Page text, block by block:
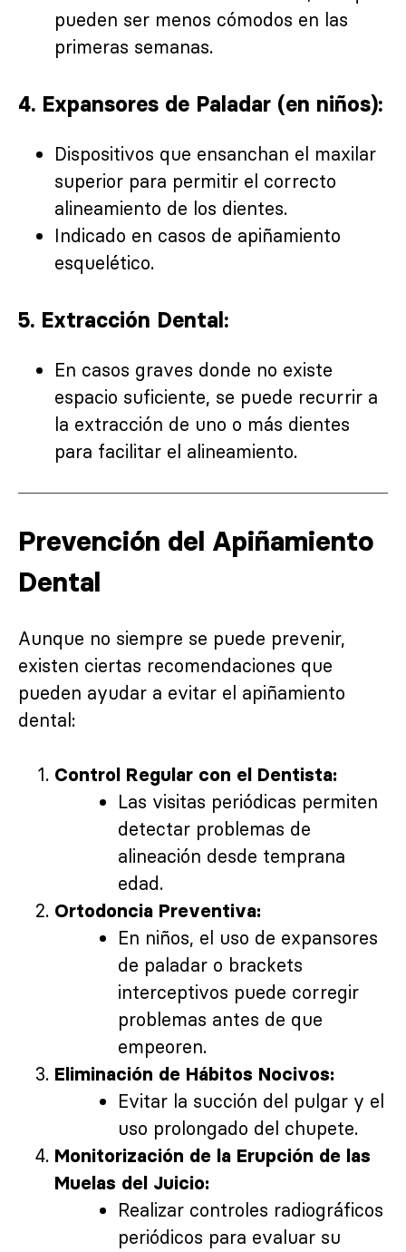
pueden ser menos cómodos en las
primeras semanas.
4. Expansores de Paladar (en niños):
Dispositivos que ensanchan el maxilar
superior para permitir el correcto
alineamiento de los dientes.
Indicado en casos de apiñamiento
esquelético.
5. Extracción Dental:
En casos graves donde no existe
espacio suficiente, se puede recurrir a
la extracción de uno o más dientes
para facilitar el alineamiento.
Prevención del Apiñamiento
Dental
Aunque no siempre se puede prevenir,
existen ciertas recomendaciones que
pueden ayudar a evitar el apiñamiento
dental:
Control Regular con el Dentista:
Las visitas periódicas permiten
detectar problemas de
alineación desde temprana
edad.
Ortodoncia Preventiva:
En niños, el uso de expansores
de paladar o brackets
interceptivos puede corregir
problemas antes de que
empeoren.
Eliminación de Hábitos Nocivos:
Evitar la succión del pulgar y el
uso prolongado del chupete.
Monitorización de la Erupción de las
Muelas del Juicio:
Realizar controles radiográficos
periódicos para evaluar su